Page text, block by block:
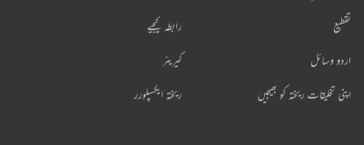
تقطیع
اردو وسائل
اپنی تخلیقات ریختہ کو بھیجیں
رابطہ کیجیے
کیریئر
ریختہ ایکسپلورر